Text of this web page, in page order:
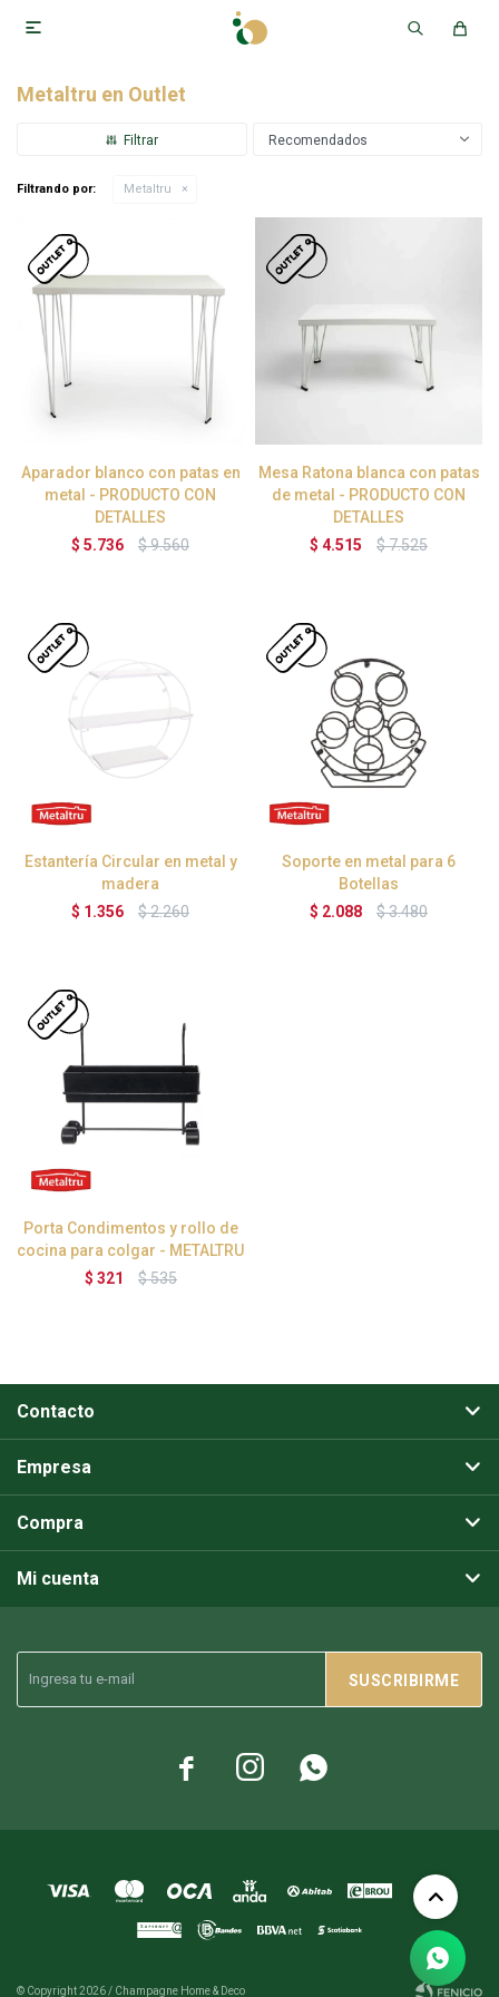

Metaltru en Outlet
Recomendados
Filtrando por: Metaltru
Aparador blanco con patas en
metal - PRODUCTO CON
DETALLES
$ 5.736 $9.560
Mesa Ratona blanca con patas
de metal - PRODUCTO CON
DETALLES
$ 4.515 $7.525
Estantería Circular en metal y
madera
$ 1.356 $2.260
Soporte en metal para 6
Botellas
$ 2.088 $3.480
Porta Condimentos y rollo de
cocina para colgar - METALTRU
$ 321 $535
SUSCRIBIRME
  
Contacto
Empresa
Compra
Mi cuenta
© Copyright 2026 / Champagne Home & Deco